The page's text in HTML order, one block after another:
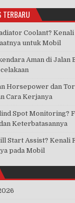
TERBARU
Coolant?
untuk Mobil
Aman di Jalan
Horsepower dan
Cara Kerjanya
Spot Monitoring?
Keterbatasannya
Start Assist? Kenali
pada Mobil